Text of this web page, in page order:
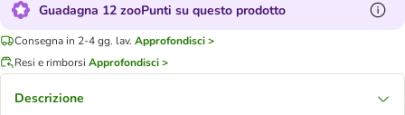
Guadagna 12 zooPunti su questo prodotto
Consegna in 2-4 gg. lav. Approfondisci >
Resi e rimborsi Approfondisci >
Descrizione